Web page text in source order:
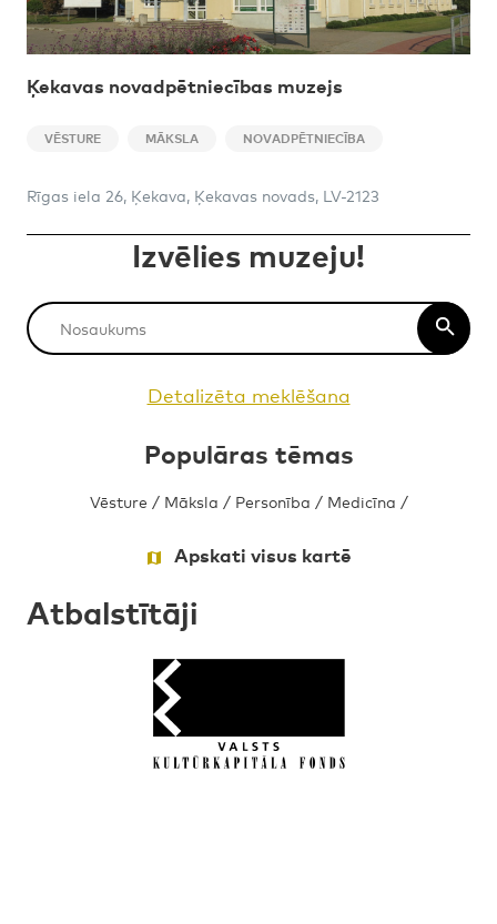
Ķekavas novadpētniecības muzejs
VĒSTURE MĀKSLA NOVADPĒTNIECĪBA
Rīgas iela 26, Ķekava, Ķekavas novads, LV-2123
Izvēlies muzeju!
Detalizēta meklēšana
Populāras tēmas
Vēsture / Māksla / Personība / Medicīna /
Apskati visus kartē
Atbalstītāji